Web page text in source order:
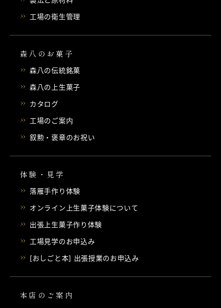
工場の衛生管理
森八のお菓子
森八の伝統銘菓
森八の上生菓子
カタログ
工場のご案内
叙勲・褒章のお祝い
体験・見学
落雁手作り体験
オンライン上生菓子体験について
出張上生菓子作り体験
工場見学のお申込み
[おしごと本] 出張授業のお申込み
本店のご案内